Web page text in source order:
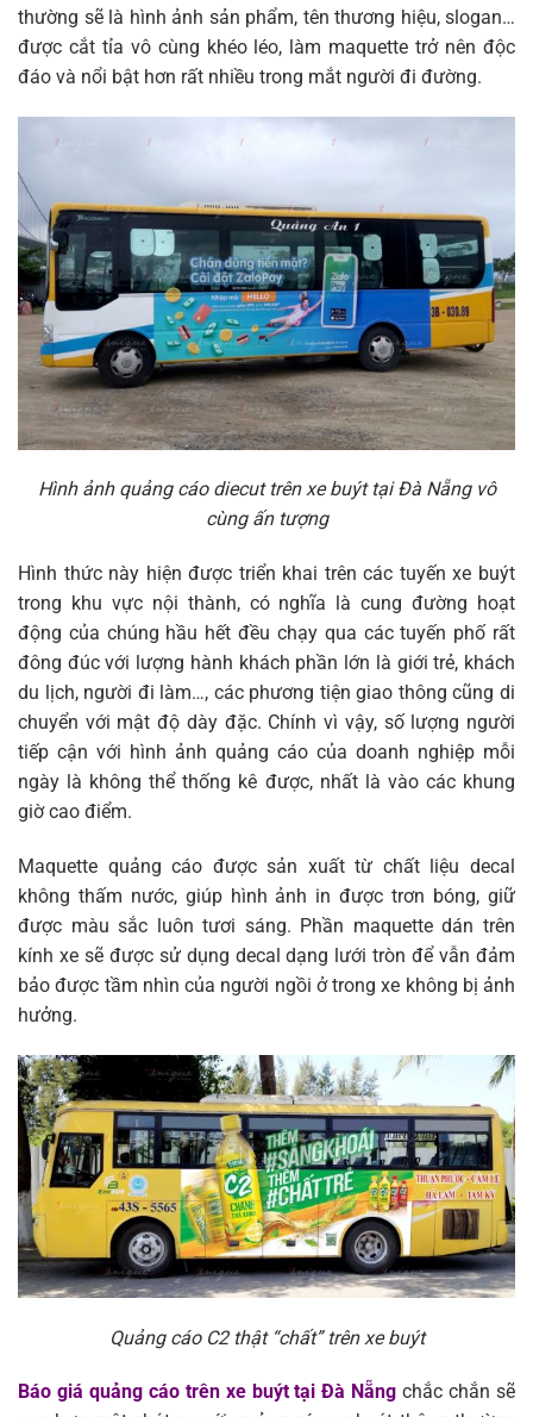
thường sẽ là hình ảnh sản phẩm, tên thương hiệu, slogan…
được cắt tỉa vô cùng khéo léo, làm maquette trở nên độc
đáo và nổi bật hơn rất nhiều trong mắt người đi đường.
Hình ảnh quảng cáo diecut trên xe buýt tại Đà Nẵng vô
cùng ấn tượng
Hình thức này hiện được triển khai trên các tuyến xe buýt
trong khu vực nội thành, có nghĩa là cung đường hoạt
động của chúng hầu hết đều chạy qua các tuyến phố rất
đông đúc với lượng hành khách phần lớn là giới trẻ, khách
du lịch, người đi làm…, các phương tiện giao thông cũng di
chuyển với mật độ dày đặc. Chính vì vậy, số lượng người
tiếp cận với hình ảnh quảng cáo của doanh nghiệp mỗi
ngày là không thể thống kê được, nhất là vào các khung
giờ cao điểm.
Maquette quảng cáo được sản xuất từ chất liệu decal
không thấm nước, giúp hình ảnh in được trơn bóng, giữ
được màu sắc luôn tươi sáng. Phần maquette dán trên
kính xe sẽ được sử dụng decal dạng lưới tròn để vẫn đảm
bảo được tầm nhìn của người ngồi ở trong xe không bị ảnh
hưởng.
Quảng cáo C2 thật “chất” trên xe buýt
Báo giá quảng cáo trên xe buýt tại Đà Nẵng chắc chắn sẽ